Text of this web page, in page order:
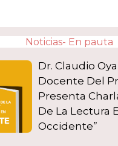
Noticias- En pauta
Dr. Claudio
Docente Del
Presenta
De La Lectura
Occidente”